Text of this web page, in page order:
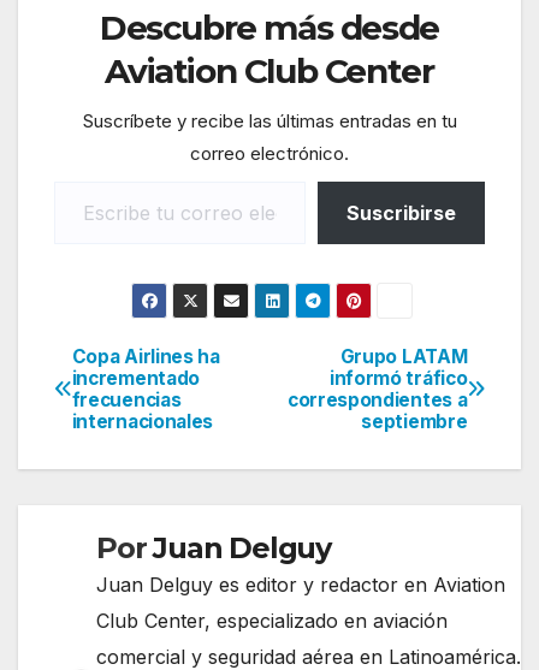
Descubre más desde
Aviation Club Center
Suscríbete y recibe las últimas entradas en tu
correo electrónico.
Suscribirse
Navegación
de
entradas
Grupo LATAM
informó tráfico
correspondientes a
septiembre
Copa Airlines ha
incrementado
frecuencias
internacionales
PorJuan Delguy
Juan Delguy es editor y redactor en Aviation
Club Center, especializado en aviación
comercial y seguridad aérea en Latinoamérica.